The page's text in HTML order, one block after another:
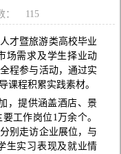
： 115
才暨旅游类高校毕业
场需求及学生择业动
程参与活动，通过实
课程积累实践素材。
，提供涵盖酒店、景
工作岗位1万余个。
别走访企业展位，与
生实习表现及就业情